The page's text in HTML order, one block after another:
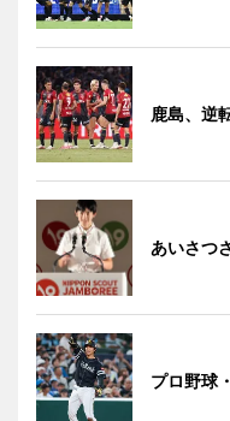
鹿島、逆
あいさつ
プロ野球